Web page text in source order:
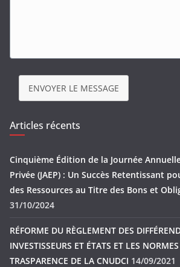
ENVOYER LE MESSAGE
Articles récents
Cinquième Édition de la Journée
Privée (JAEP) : Un Succès Retentissant
des Ressources au Titre des Bons et
31/10/2024
RÉFORME DU RÈGLEMENT DES
INVESTISSEURS ET ÉTATS ET LES
TRASPARENCE DE LA CNUDCI 14/09/2021